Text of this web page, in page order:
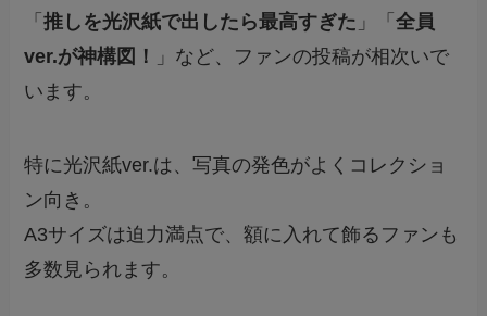
「推しを光沢紙で出したら最高すぎた 」「全員
ver.が神構図！
」など、ファンの投稿が相次いで
います。
特に光沢紙ver.は、写真の発色がよくコレクショ
ン向き。
A3サイズは迫力満点で、額に入れて飾るファンも
多数見られます。